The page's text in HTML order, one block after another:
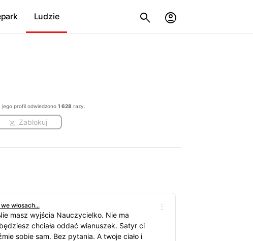
Ludzie
jego profil odwiedzono1 628 razy.
Zablokuj
włosach...
masz wyjścia Nauczycielko. Nie ma
chciała oddać wianuszek. Satyr ci
sobie sam. Bez pytania. A twoje ciało i